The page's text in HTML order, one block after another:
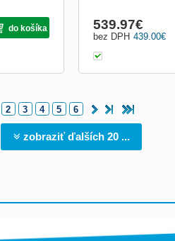
do košíka
439.00€
bez DPH
539.97€
2 3 4 5 6
zobraziť ďalších 20 ...